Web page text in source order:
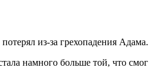
из-за грехопадения Адама.
намного больше той, что смог